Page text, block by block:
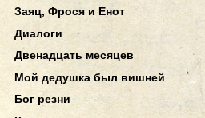
Заяц, Фрося и Енот
Диалоги
Двенадцать месяцев
Мой дедушка был вишней
Бог резни